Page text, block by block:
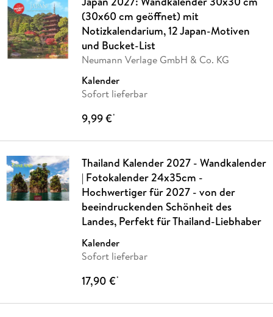
(30x60 cm geöffnet) mit
Notizkalendarium, 12 Japan-Motiven
und Bucket-List
Neumann Verlage GmbH & Co. KG
Kalender
Sofort lieferbar
9,99 €*
Thailand Kalender 2027 - Wandkalender
| Fotokalender 24x35cm -
Hochwertiger für 2027 - von der
beeindruckenden Schönheit des
Landes, Perfekt für Thailand-Liebhaber
Kalender
Sofort lieferbar
17,90 €*